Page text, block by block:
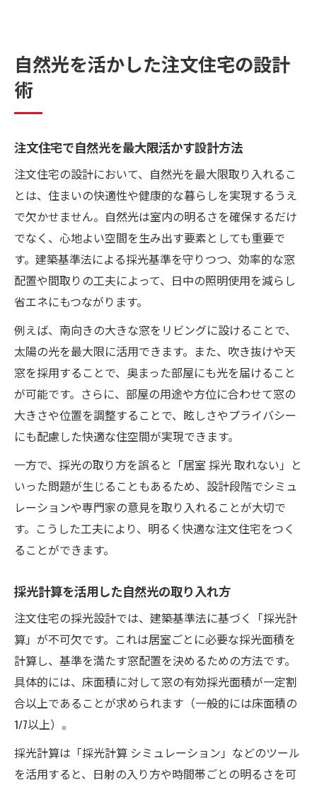
自然光を活かした注文住宅の設計
術
注文住宅で自然光を最大限活かす設計方法
注文住宅の設計において、自然光を最大限取り入れるこ
とは、住まいの快適性や健康的な暮らしを実現するうえ
で欠かせません。自然光は室内の明るさを確保するだけ
でなく、心地よい空間を生み出す要素としても重要で
す。建築基準法による採光基準を守りつつ、効率的な窓
配置や間取りの工夫によって、日中の照明使用を減らし
省エネにもつながります。
例えば、南向きの大きな窓をリビングに設けることで、
太陽の光を最大限に活用できます。また、吹き抜けや天
窓を採用することで、奥まった部屋にも光を届けること
が可能です。さらに、部屋の用途や方位に合わせて窓の
大きさや位置を調整することで、眩しさやプライバシー
にも配慮した快適な住空間が実現できます。
一方で、採光の取り方を誤ると「居室 採光 取れない」と
いった問題が生じることもあるため、設計段階でシミュ
レーションや専門家の意見を取り入れることが大切で
す。こうした工夫により、明るく快適な注文住宅をつく
ることができます。
採光計算を活用した自然光の取り入れ方
注文住宅の採光設計では、建築基準法に基づく「採光計
算」が不可欠です。これは居室ごとに必要な採光面積を
計算し、基準を満たす窓配置を決めるための方法です。
具体的には、床面積に対して窓の有効採光面積が一定割
合以上であることが求められます（一般的には床面積の
1/7以上）。
採光計算は「採光計算 シミュレーション」などのツール
を活用すると、日射の入り方や時間帯ごとの明るさを可